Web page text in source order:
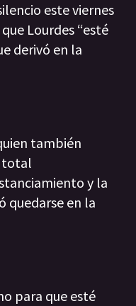
este viernes
Lourdes “esté
derivó en la
también
total
y la
quedarse en la
para que esté